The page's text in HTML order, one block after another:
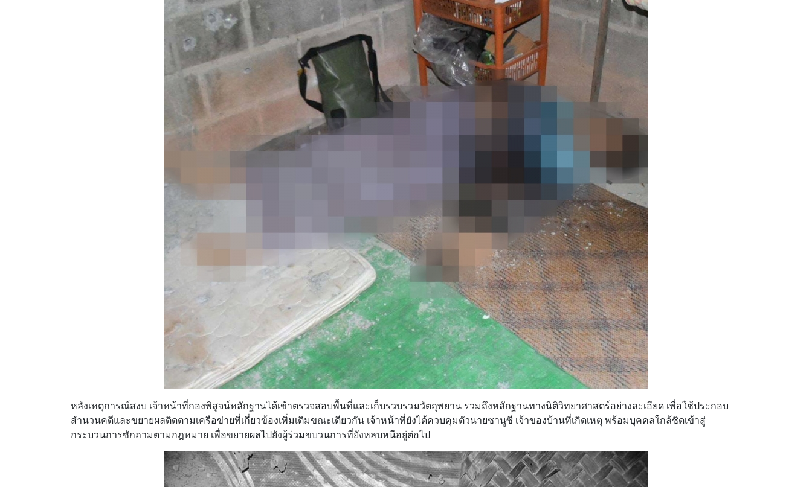
หลังเหตุการณ์สงบ เจ้าหน้าที่กองพิสูจน์หลักฐานได้เข้าตรวจสอบพื้นที่และเก็บรวบรวมวัตถุพยาน รวมถึงหลักฐานทางนิติวิทยาศาสตร์อย่างละเอียด เพื่อใช้ประกอบ
สำนวนคดีและขยายผลติดตามเครือข่ายที่เกี่ยวข้องเพิ่มเติมขณะเดียวกัน เจ้าหน้าที่ยังได้ควบคุมตัวนายซานูซี เจ้าของบ้านที่เกิดเหตุ พร้อมบุคคลใกล้ชิดเข้าสู่
กระบวนการซักถามตามกฎหมาย เพื่อขยายผลไปยังผู้ร่วมขบวนการที่ยังหลบหนีอยู่ต่อไป